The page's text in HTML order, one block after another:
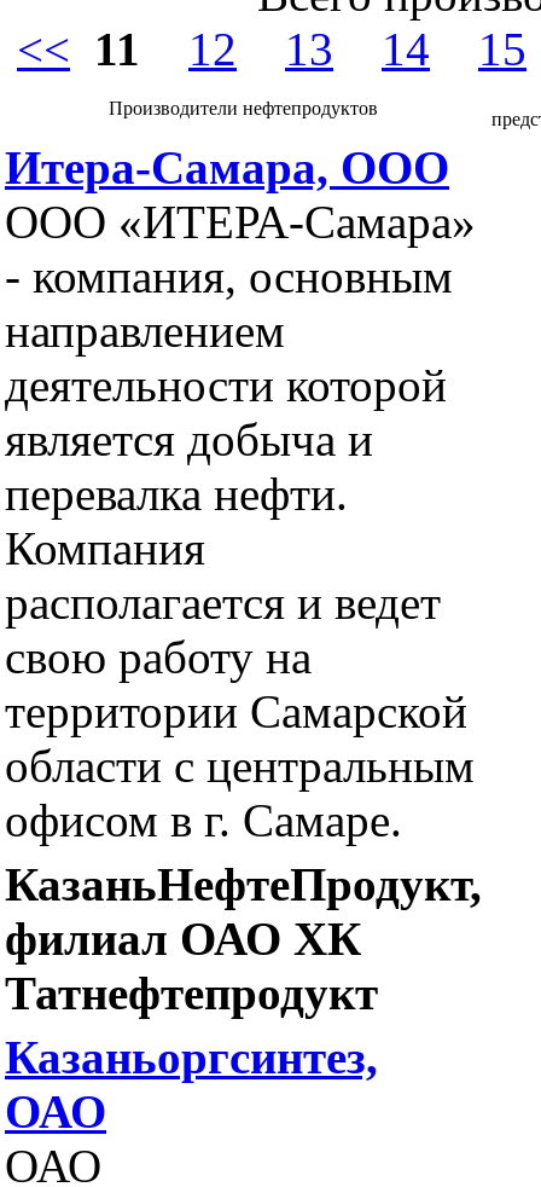
<< 11 12 13 14 15
Производители нефтепродуктов
Итера-Самара, ООО
ООО «ИТЕРА-Самара»
- компания, основным
направлением
деятельности которой
является добыча и
перевалка нефти.
Компания
располагается и ведет
свою работу на
территории Самарской
области с центральным
офисом в г. Самаре.
КазаньНефтеПродукт,
филиал ОАО ХК
Татнефтепродукт
Казаньоргсинтез,
ОАО
ОАО